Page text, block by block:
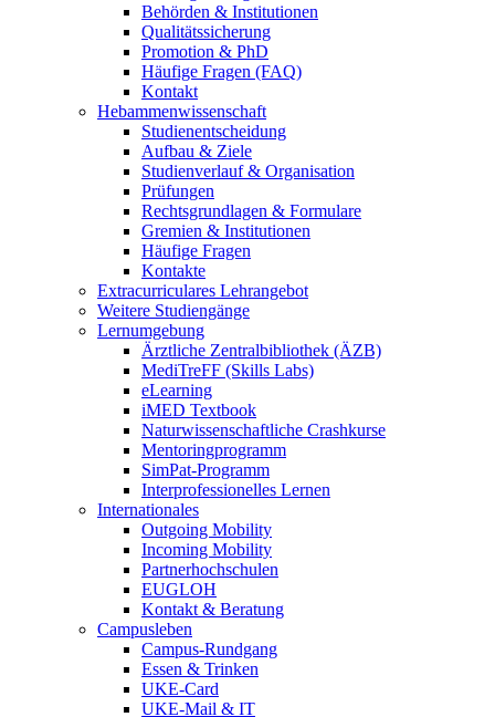
Behörden & Institutionen
Qualitätssicherung
Promotion & PhD
Häufige Fragen (FAQ)
Kontakt
Hebammenwissenschaft
Studienentscheidung
Aufbau & Ziele
Studienverlauf & Organisation
Prüfungen
Rechtsgrundlagen & Formulare
Gremien & Institutionen
Häufige Fragen
Kontakte
Extracurriculares Lehrangebot
Weitere Studiengänge
Lernumgebung
Ärztliche Zentralbibliothek (ÄZB)
MediTreFF (Skills Labs)
eLearning
iMED Textbook
Naturwissenschaftliche Crashkurse
Mentoringprogramm
SimPat-Programm
Interprofessionelles Lernen
Internationales
Outgoing Mobility
Incoming Mobility
Partnerhochschulen
EUGLOH
Kontakt & Beratung
Campusleben
Campus-Rundgang
Essen & Trinken
UKE-Card
UKE-Mail & IT